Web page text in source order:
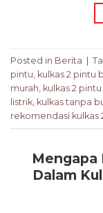
Posted in Berita
pintu kulkas 2 pintu
murah kulkas 2
listrik kulkas tanpa
rekomendasi kulkas
Mengapa
Dalam